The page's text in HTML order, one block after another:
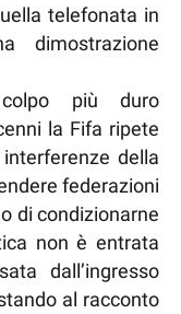
telefonata in
dimostrazione
più duro
la Fifa ripete
della
federazioni
di condizionarne
non è entrata
dall’ingresso
al racconto